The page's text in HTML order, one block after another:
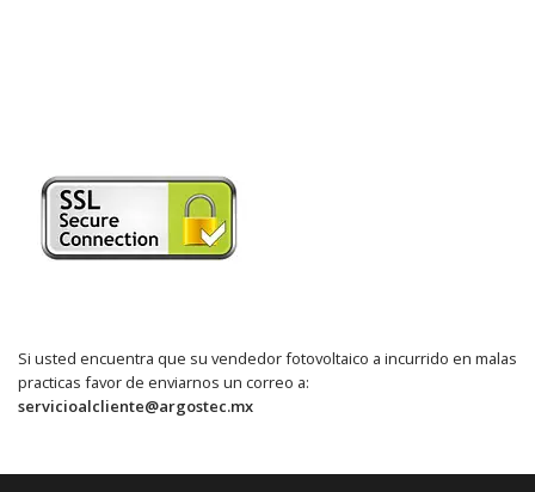
Si usted encuentra que su vendedor fotovoltaico a incurrido en malas
practicas favor de enviarnos un correo a:
servicioalcliente@argostec.mx